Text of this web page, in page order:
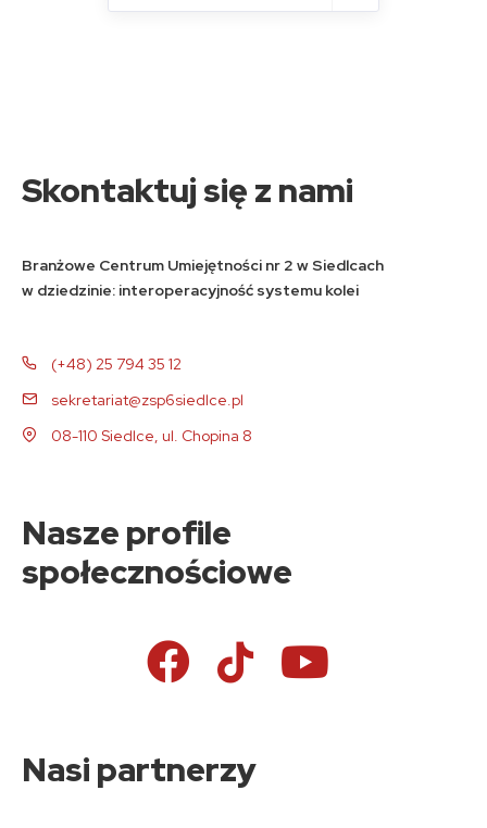
Skontaktuj się z nami
Branżowe Centrum Umiejętności nr 2 w Siedlcach
w dziedzinie: interoperacyjność systemu kolei
(+48) 25 794 35 12
sekretariat@zsp6siedlce.pl
08-110 Siedlce, ul. Chopina 8
Nasze profile
społecznościowe
Nasi partnerzy